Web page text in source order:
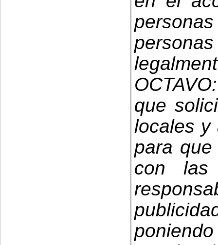
que
locales y
para
con las